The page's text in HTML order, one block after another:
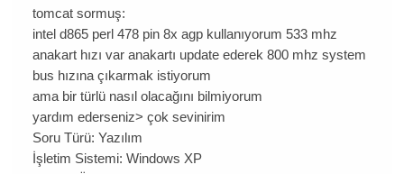
tomcat sormuş:
intel d865 perl 478 pin 8x agp kullanıyorum 533 mhz
anakart hızı var anakartı update ederek 800 mhz system
bus hızına çıkarmak istiyorum
ama bir türlü nasıl olacağını bilmiyorum
yardım ederseniz> çok sevinirim
Soru Türü: Yazılım
İşletim Sistemi: Windows XP